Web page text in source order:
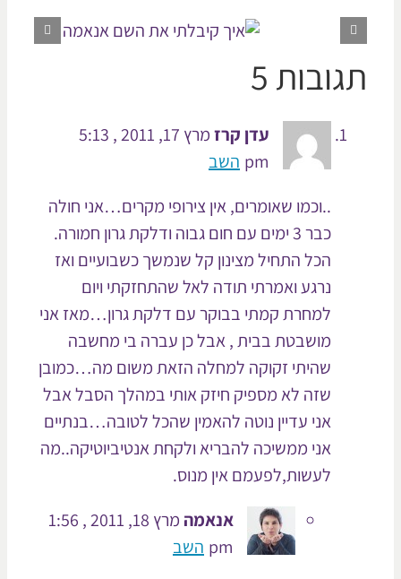
5
עדן קרז
מרץ 17, 2011 , 5:13
pm
השב
..וכמו שאומרים, אין צירופי מקרים…אני חולה
כבר 3 ימים עם חום גבוה ודלקת גרון חמורה.
הכל התחיל מצינון קל שנמשך כשבועיים ואז
נרגע ואמרתי תודה לאל שהתחזקתי ויום
למחרת קמתי בבוקר עם דלקת גרון…מאז אני
מושבטת בבית , אבל כן עברה בי מחשבה
שהיתי זקוקה למחלה הזאת משום מה…כמובן
שזה לא מספיק חיזק אותי במהלך הסבל אבל
אני עדיין נוטה להאמין שהכל לטובה…בנתיים
אני ממשיכה להבריא ולקחת אנטיביוטיקה..מה
לעשות,לפעמם אין מנוס.
אנאמה
מרץ 18, 2011 , 1:56
pmהשב